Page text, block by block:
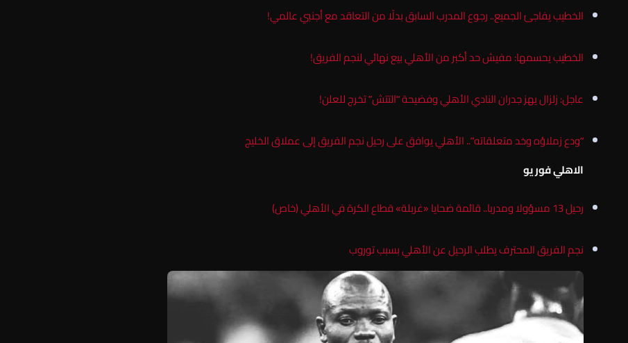
الخطيب يفاجئ الجميع.. رجوع المدرب السابق بدلًا من التعاقد مع أجنبي عالمي!
الخطيب يحسمها: مفيش حد أكبر من الأهلي بيع نهائي لنجم الفريق!
عاجل: زلزال يهز جدران النادي الأهلي وفضيحة “التتش” تخرج للعلن!
“ودع زملاؤه وخد متعلقاته”.. الأهلي يوافق على رحيل نجم الفريق إلى عملاق الخليج
الاهلي فور يو
رحيل 13 مسؤولا ومدربا.. قائمة ضحايا «غربلة» قطاع الكرة في الأهلي (خاص)
نجم الفريق المحترف يطلب الرحيل عن الأهلي بسبب توروب